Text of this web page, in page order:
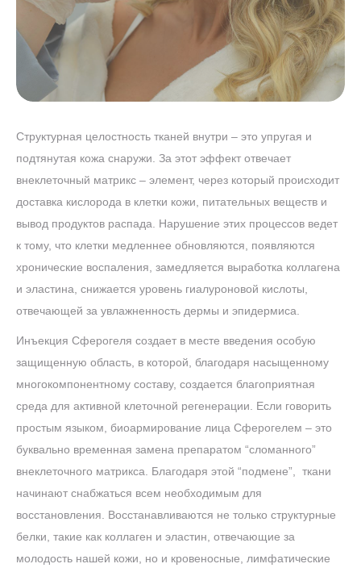
Структурная целостность тканей внутри – это упругая и
подтянутая кожа снаружи. За этот эффект отвечает
внеклеточный матрикс – элемент, через который происходит
доставка кислорода в клетки кожи, питательных веществ и
вывод продуктов распада. Нарушение этих процессов ведет
к тому, что клетки медленнее обновляются, появляются
хронические воспаления, замедляется выработка коллагена
и эластина, снижается уровень гиалуроновой кислоты,
отвечающей за увлажненность дермы и эпидермиса.
Инъекция Сферогеля создает в месте введения особую
защищенную область, в которой, благодаря насыщенному
многокомпонентному составу, создается благоприятная
среда для активной клеточной регенерации. Если говорить
простым языком, биоармирование лица Сферогелем – это
буквально временная замена препаратом “сломанного”
внеклеточного матрикса. Благодаря этой “подмене”, ткани
начинают снабжаться всем необходимым для
восстановления. Восстанавливаются не только структурные
белки, такие как коллаген и эластин, отвечающие за
молодость нашей кожи, но и кровеносные, лимфатические